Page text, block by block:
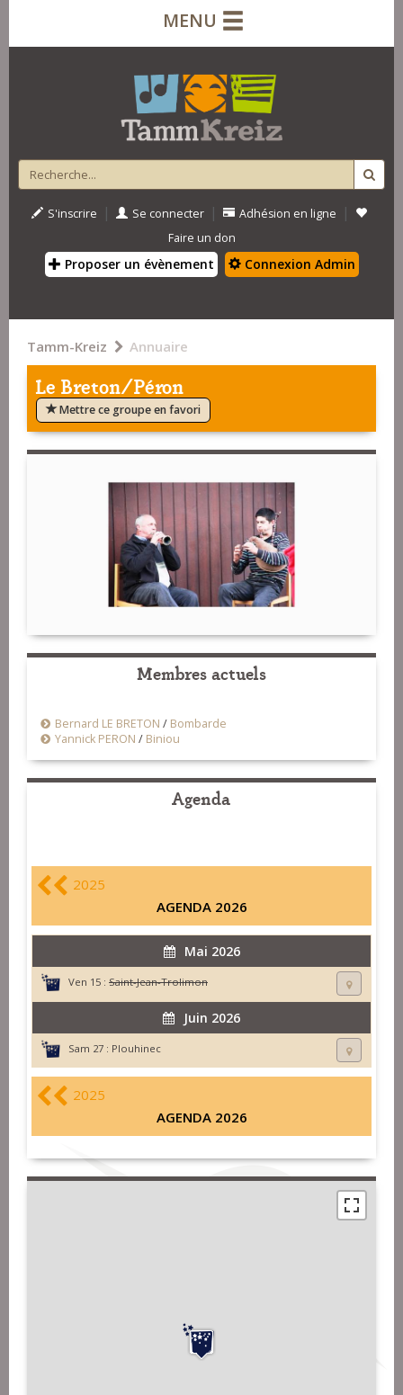
MENU
S'inscrire | Se connecter | Adhésion en ligne |
Faire un don
Proposer un évènement Connexion Admin
Tamm-Kreiz Annuaire
Le Breton/Péron
Mettre ce groupe en favori
Membres actuels
Bernard LE BRETON / Bombarde
Yannick PERON / Biniou
Agenda
2025
AGENDA 2026
Mai 2026
Ven 15 : Saint-Jean-Trolimon
Juin 2026
Sam 27 : Plouhinec
2025
AGENDA 2026